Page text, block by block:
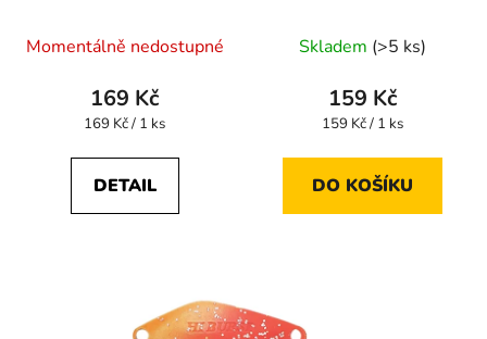
Momentálně nedostupné
169 Kč
Měrná
169 Kč / 1 ks
DETAIL
Skladem (>5 ks)
159 Kč
Měrná
159 Kč / 1 ks
DO KOŠÍKU